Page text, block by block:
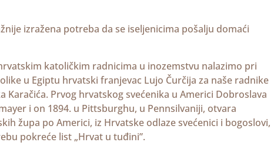
izražena potreba da se iseljenicima pošalju domaći
katoličkim radnicima u inozemstvu nalazimo pri
u Egiptu hrvatski franjevac Lujo Čurčija za naše radnike
Prvog hrvatskog svećenika u Americi Dobroslava
i on 1894. u Pittsburghu, u Pennsilvaniji, otvara
župa po Americi, iz Hrvatske odlaze svećenici i bogoslovi,
pokreće list „Hrvat u tuđini”.